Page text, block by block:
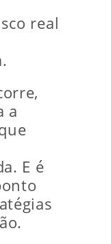
real
a
E é